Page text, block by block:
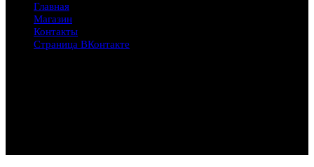
Главная
Магазин
Контакты
Страница ВКонтакте